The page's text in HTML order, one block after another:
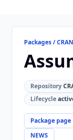
Packages /
Repository
Lifecycle
Package page
NEWS